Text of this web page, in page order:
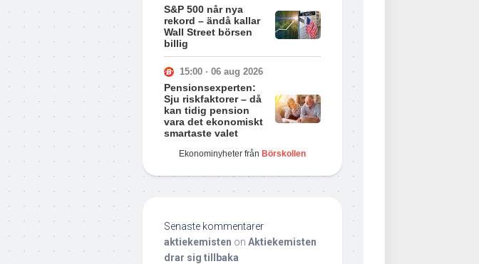
S&P 500 når nya
rekord – ändå kallar
Wall Street börsen
billig
15:00 · 06 aug 2026
Pensionsexperten:
Sju riskfaktorer – då
kan tidig pension
vara det ekonomiskt
smartaste valet
Ekonominyheter från Börskollen
Senaste kommentarer
aktiekemisten on Aktiekemisten
drar sig tillbaka